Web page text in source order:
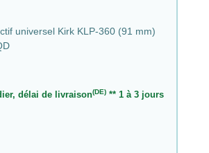
universel Kirk KLP-360 (91 mm)
délai de livraison(DE)** 1 à 3 jours